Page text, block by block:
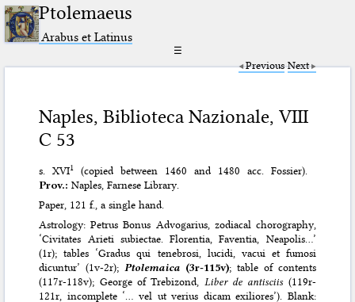
Ptolemaeus
Arabus et Latinus
☰
Previous Next
Naples, Biblioteca Nazionale, VIII
C 53
s. XVI1
(copied between 1460 and 1480 acc. Fossier).
Prov.: Naples, Farnese Library.
Paper, 121 f., a single hand.
Astrology: Petrus Bonus Advogarius, zodiacal chorography,
‘Civitates Arieti subiectae. Florentia, Faventia, Neapolis…’
(1r); tables ‘Gradus qui tenebrosi, lucidi, vacui et fumosi
dicuntur’ (1v-2r); Ptolemaica (3r-115v); table of contents
(117r-118v); George of Trebizond, Liber de antisciis(119r-
121r, incomplete ‘… vel ut verius dicam exiliores’). Blank: